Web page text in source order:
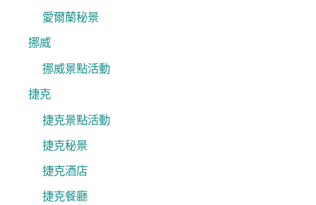
愛爾蘭秘景
挪威
挪威景點活動
捷克
捷克景點活動
捷克秘景
捷克酒店
捷克餐廳